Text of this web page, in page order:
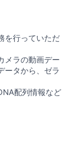
を行っていただ
メラの動画デー
ータから、ゼラ
配列情報など